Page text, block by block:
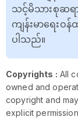
သင့်မိသားစုဆ
ကျန်းမာရေး
ပါသည်။
Copyrights : All
owned and
copyright and
explicit